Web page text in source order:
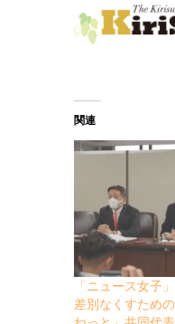
関連
「ニュース女子
差別なくすため